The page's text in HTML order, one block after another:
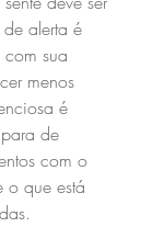
alerta é
sua
menos
é
de
com o
o que está